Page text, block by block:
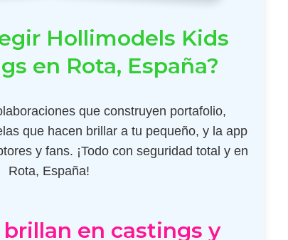
Hollimodels Kids
en Rota, España?
que construyen portafolio,
que hacen brillar a tu pequeño, y la app
y fans. ¡Todo con seguridad total y en
Rota, España!
brillan en castings y